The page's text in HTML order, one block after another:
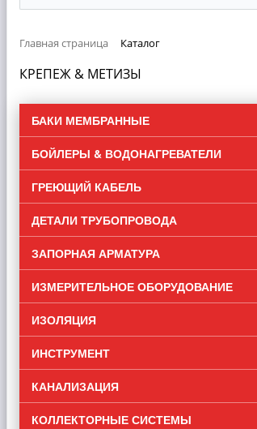
Главная страница Каталог
КРЕПЕЖ & MЕТИЗЫ
БАКИ МЕМБРАННЫЕ
БОЙЛЕРЫ & ВОДОНАГРЕВАТЕЛИ
ГРЕЮЩИЙ КАБЕЛЬ
ДЕТАЛИ ТРУБОПРОВОДА
ЗАПОРНАЯ АРМАТУРА
ИЗМЕРИТЕЛЬНОЕ ОБОРУДОВАНИЕ
ИЗОЛЯЦИЯ
ИНСТРУМЕНТ
КАНАЛИЗАЦИЯ
КОЛЛЕКТОРНЫЕ СИСТЕМЫ